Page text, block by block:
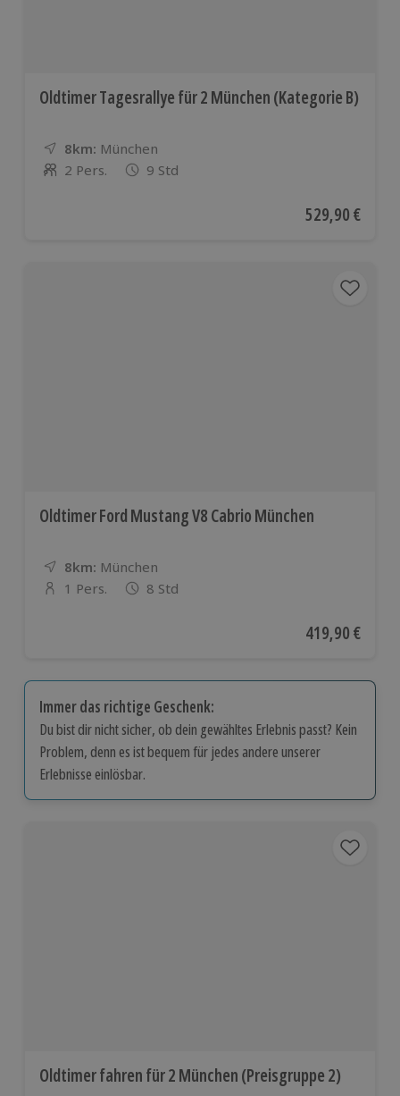
Oldtimer Tagesrallye für 2 München (Kategorie B)
8km: Entfernung
Standort
München
Anzahl der Teilnehmer
2 Pers. 9 Std
Aktueller Preis
529,90 €
Oldtimer Ford Mustang V8 Cabrio München
8km: Entfernung
Standort
München
Anzahl der Teilnehmer
1 Pers. 8 Std
Aktueller Preis
419,90 €
Immer das richtige Geschenk:
Du bist dir nicht sicher, ob dein gewähltes Erlebnis passt? Kein
Problem, denn es ist bequem für jedes andere unserer
Erlebnisse einlösbar.
Oldtimer fahren für 2 München (Preisgruppe 2)